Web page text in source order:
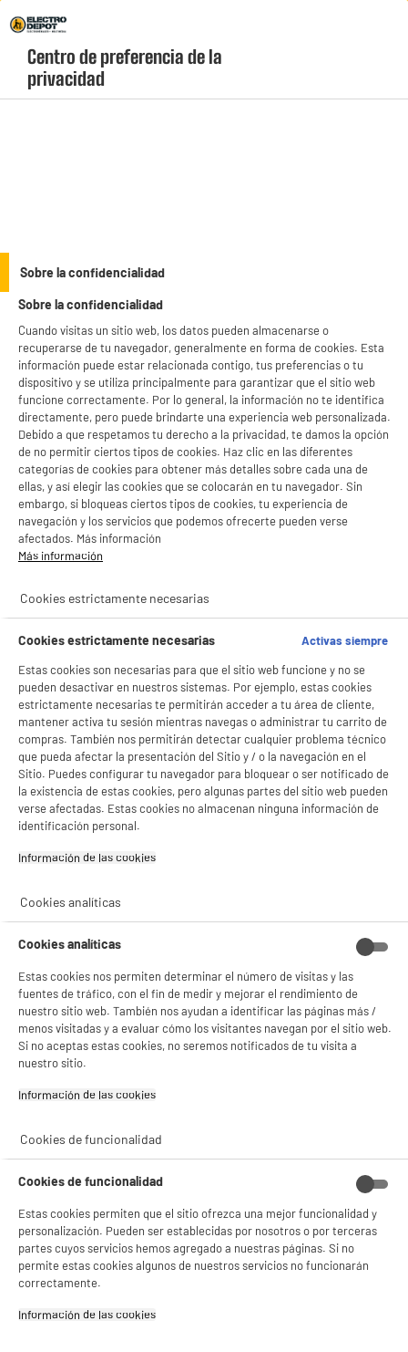
Menú
geolocation-header-icon-text
account
Rechazar todas
BIENVENIDO a ELECTRO
DEPOT
Con el fin de mejorar tu experiencia, y tras tu consentimiento, ELECTRO DEPOT
y sus socios utilizan cookies que procesan tus datos personales para:
- compartir contenido adaptado a tus preferencias
- ofrecer publicidad y comunicaciones personalizadas
- facilitar el intercambio de contenido en las redes sociales
- analizar el tráfico en nuestro sitio web Consulta la política de cookies.
Consulta la política de cookies.
Si aceptas, la experiencia será aún mejor. Si no acepta, se utilizarán cookies
gestionando sus cookies.
Centro de preferencia de la
privacidad
Sobre la confidencialidad
Sobre la confidencialidad
Cuando visitas un sitio web, los datos pueden almacenarse o
recuperarse de tu navegador, generalmente en forma de cookies. Esta
información puede estar relacionada contigo, tus preferencias o tu
dispositivo y se utiliza principalmente para garantizar que el sitio web
funcione correctamente. Por lo general, la información no te identifica
directamente, pero puede brindarte una experiencia web personalizada.
Debido a que respetamos tu derecho a la privacidad, te damos la opción
de no permitir ciertos tipos de cookies. Haz clic en las diferentes
categorías de cookies para obtener más detalles sobre cada una de
ellas, y así elegir las cookies que se colocarán en tu navegador. Sin
embargo, si bloqueas ciertos tipos de cookies, tu experiencia de
navegación y los servicios que podemos ofrecerte pueden verse
afectados. Más información
Más información
Cookies estrictamente necesarias
Cookies estrictamente necesarias
Activas siempre
Estas cookies son necesarias para que el sitio web funcione y no se
pueden desactivar en nuestros sistemas. Por ejemplo, estas cookies
estrictamente necesarias te permitirán acceder a tu área de cliente,
mantener activa tu sesión mientras navegas o administrar tu carrito de
compras. También nos permitirán detectar cualquier problema técnico
que pueda afectar la presentación del Sitio y / o la navegación en el
Sitio. Puedes configurar tu navegador para bloquear o ser notificado de
la existencia de estas cookies, pero algunas partes del sitio web pueden
verse afectadas. Estas cookies no almacenan ninguna información de
identificación personal.
Información de las cookies‎
Cookies analíticas
Cookies analíticas
Estas cookies nos permiten determinar el número de visitas y las
fuentes de tráfico, con el fin de medir y mejorar el rendimiento de
nuestro sitio web. También nos ayudan a identificar las páginas más /
menos visitadas y a evaluar cómo los visitantes navegan por el sitio web.
Si no aceptas estas cookies, no seremos notificados de tu visita a
nuestro sitio.
Información de las cookies‎
Cookies de funcionalidad
Cookies de funcionalidad
Estas cookies permiten que el sitio ofrezca una mejor funcionalidad y
personalización. Pueden ser establecidas por nosotros o por terceras
partes cuyos servicios hemos agregado a nuestras páginas. Si no
permite estas cookies algunos de nuestros servicios no funcionarán
correctamente.
Información de las cookies‎